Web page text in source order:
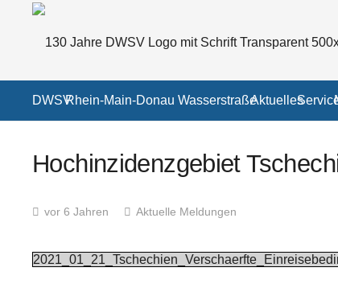
DWSVRhein-Main-Donau WasserstraßeAktuelles
Hochinzidenzgebiet
vor 6 Jahren Aktuelle Meldungen